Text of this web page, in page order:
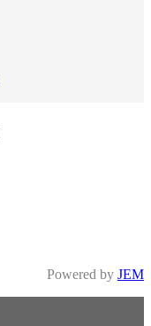
Powered by JEM